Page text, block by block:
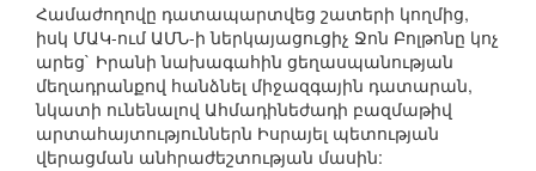
Համաժողովը դատապարտվեց շատերի կողմից,
իսկ ՄԱԿ-ում ԱՄՆ-ի ներկայացուցիչ Ջոն Բոլթոնը կոչ
արեց` Իրանի նախագահին ցեղասպանության
մեղադրանքով հանձնել միջազգային դատարան,
նկատի ունենալով Ահմադինեժադի բազմաթիվ
արտահայտություններն Իսրայել պետության
վերացման անհրաժեշտության մասին: